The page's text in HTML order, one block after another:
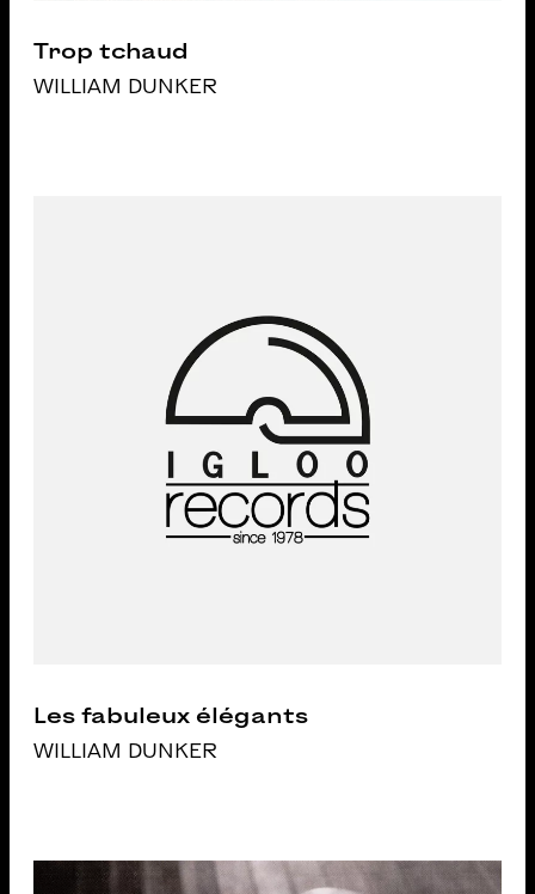
Trop tchaud
WILLIAM DUNKER
Les fabuleux élégants
WILLIAM DUNKER